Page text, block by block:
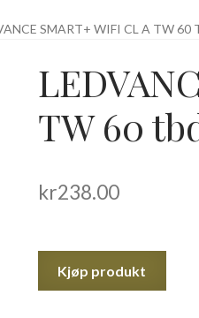
SMART+ WIFI CL A TW 60
TW 60
kr238.00
Kjøp produkt